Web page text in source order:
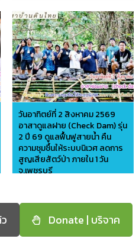
วันอาทิตย์ที่ 2 สิงหาคม 2569
อาสาดูแลฝาย (Check Dam) รุ่น
2 ปี 69 ดูแลฟื้นฟูสายน้ำ คืน
ความชุมชื้นให้ระบบนิเวศ ลดการ
สูญเสียสัตว์ป่า ภายใน 1 วัน
จ.เพชรบุรี
Donate | บริจาค